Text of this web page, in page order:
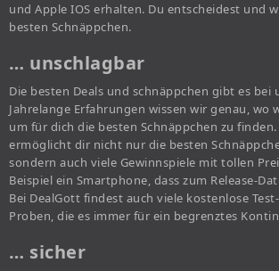
und Apple IOS erhalten. Du entscheidest und
besten Schnäppchen.
… unschlagbar
Die besten Deals und schnäppchen gibt es bei
Jahrelange Erfahrungen wissen wir genau, wo
um für dich die besten Schnäppchen zu
ermöglicht dir nicht nur die besten
sondern auch viele Gewinnspiele mit tollen
Beispiel ein Smartphone, dass zum Release-
Bei DealGott findest auch viele kostenlose
Proben, die es immer für ein begrenztes
… sicher